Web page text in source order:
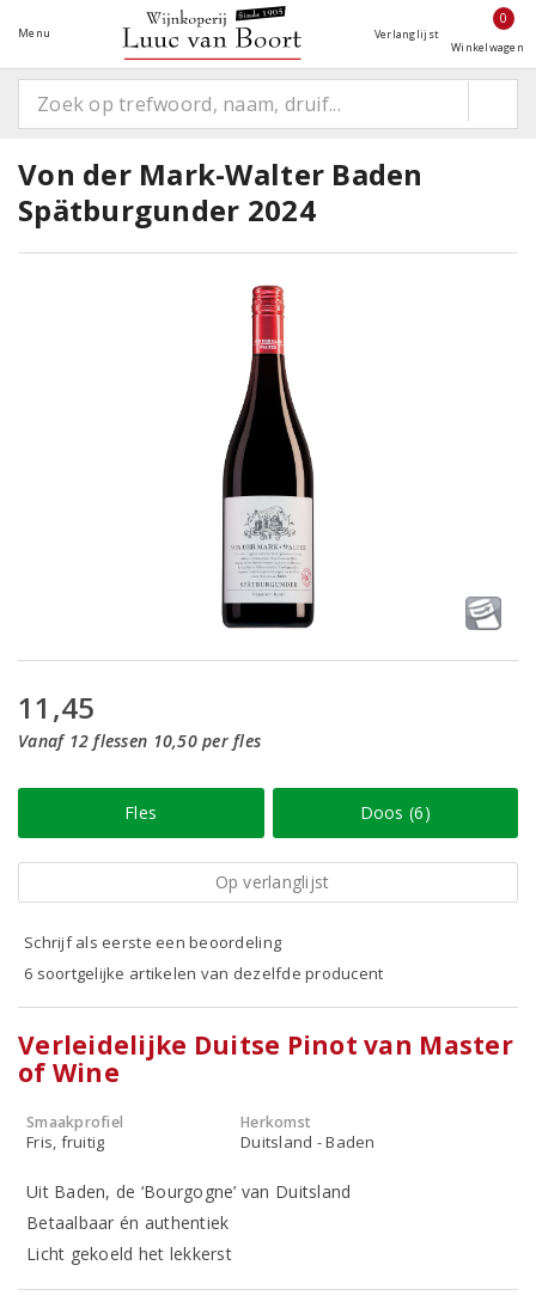
Menu Verlanglijst
0
Winkelwagen
Von der Mark-Walter Baden
Spätburgunder 2024
11,45
Vanaf 12 flessen 10,50 per fles
Fles Doos (6)
Op verlanglijst
Schrijf als eerste een beoordeling
6 soortgelijke artikelen van dezelfde producent
Verleidelijke Duitse Pinot van Master
of Wine
Smaakprofiel
Fris, fruitig
Herkomst
Duitsland - Baden
Uit Baden, de ‘Bourgogne’ van Duitsland
Betaalbaar én authentiek
Licht gekoeld het lekkerst